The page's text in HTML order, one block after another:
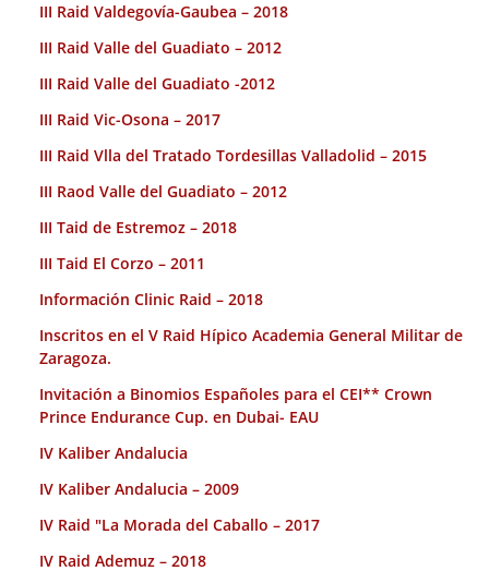
III Raid Valdegovía-Gaubea – 2018
III Raid Valle del Guadiato – 2012
III Raid Valle del Guadiato -2012
III Raid Vic-Osona – 2017
III Raid Vlla del Tratado Tordesillas Valladolid – 2015
III Raod Valle del Guadiato – 2012
III Taid de Estremoz – 2018
III Taid El Corzo – 2011
Información Clinic Raid – 2018
Inscritos en el V Raid Hípico Academia General Militar de
Zaragoza.
Invitación a Binomios Españoles para el CEI** Crown
Prince Endurance Cup. en Dubai- EAU
IV Kaliber Andalucia
IV Kaliber Andalucia – 2009
IV Raid "La Morada del Caballo – 2017
IV Raid Ademuz – 2018